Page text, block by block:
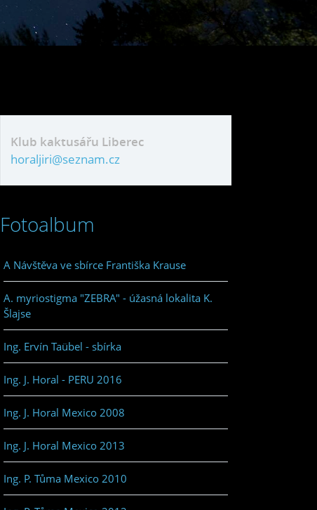
Klub kaktusářu Liberec
horaljiri@seznam.cz
Fotoalbum
A Návštěva ve sbírce Františka Krause
A. myriostigma "ZEBRA" - úžasná lokalita K.
Šlajse
Ing. Ervín Taübel - sbírka
Ing. J. Horal - PERU 2016
Ing. J. Horal Mexico 2008
Ing. J. Horal Mexico 2013
Ing. P. Tůma Mexico 2010